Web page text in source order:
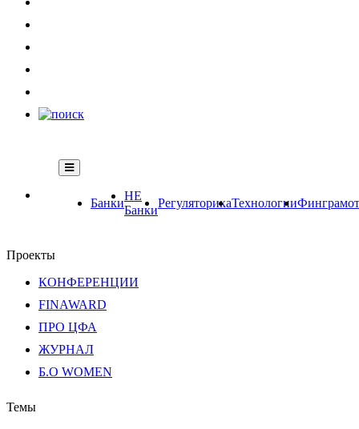
Банки
НЕ
Банки
РегуляторикаТехнологии
Проекты
КОНФЕРЕНЦИИ
FINAWARD
ПРО ЦФА
ЖУРНАЛ
Б.О WOMEN
Темы